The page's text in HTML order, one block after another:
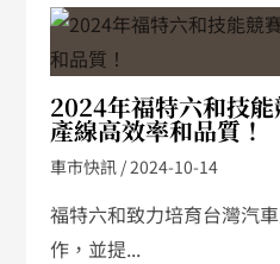
2024年福特六和技
產線高效率和品質！
車市快訊 / 2024-10-14
福特六和致力培育台灣汽
作，並提...